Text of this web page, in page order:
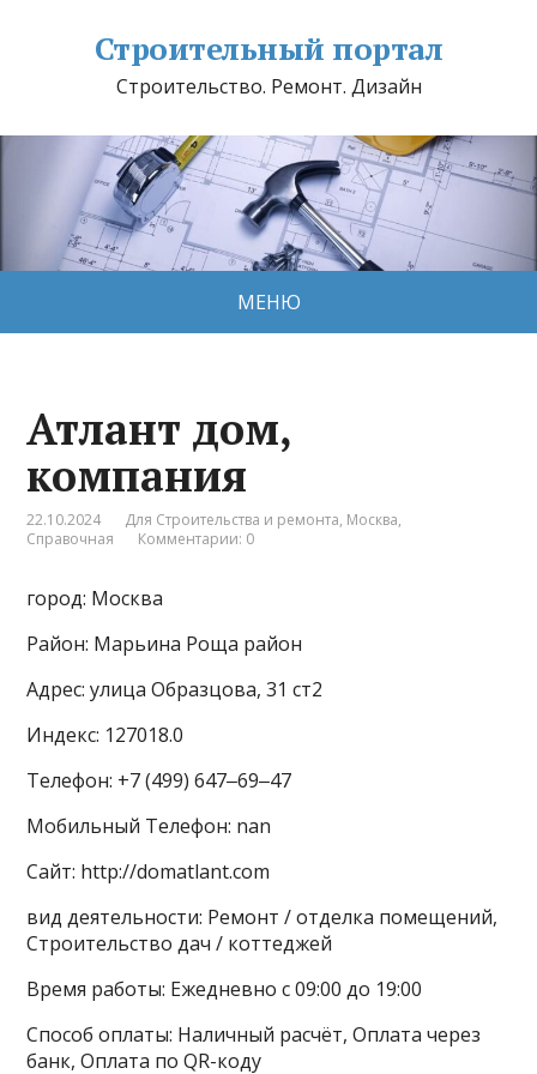
Строительный портал
Строительство. Ремонт. Дизайн
МЕНЮ
Атлант дом,
компания
22.10.2024 Для Строительства и ремонта, Москва,
Справочная
Комментарии: 0
город: Москва
Район: Марьина Роща район
Адрес: улица Образцова, 31 ст2
Индекс: 127018.0
Телефон: +7 (499) 647‒69‒47
Мобильный Телефон: nan
Сайт: http://domatlant.com
вид деятельности: Ремонт / отделка помещений,
Строительство дач / коттеджей
Время работы: Ежедневно с 09:00 до 19:00
Способ оплаты: Наличный расчёт, Оплата через
банк, Оплата по QR-коду